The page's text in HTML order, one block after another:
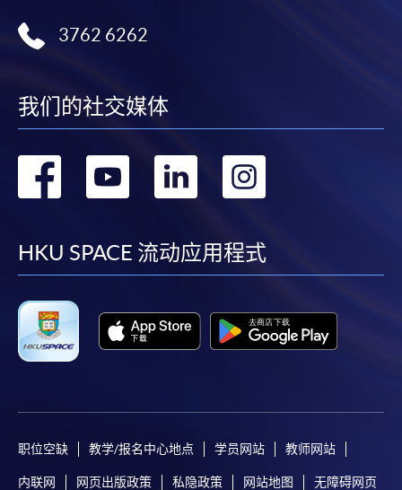
3762 6262
我们的社交媒体
转
facebook
转
youtube
转
linkedin
转
HKU SPACE 流动应用程式
职位空缺 教学/报名中心地点 学员网站 教师网站
内联网 网页出版政策 私隐政策 网站地图 无障碍网页